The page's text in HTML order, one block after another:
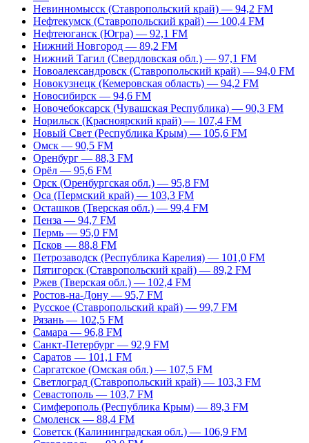
Невинномысск (Ставропольский край) — 94,2 FM
Нефтекумск (Ставропольский край) — 100,4 FM
Нефтеюганск (Югра) — 92,1 FM
Нижний Новгород — 89,2 FM
Нижний Тагил (Свердловская обл.) — 97,1 FM
Новоалександровск (Ставропольский край) — 94,0 FM
Новокузнецк (Кемеровская область) — 94,2 FM
Новосибирск — 94,6 FM
Новочебоксарск (Чувашская Республика) — 90,3 FM
Норильск (Красноярский край) — 107,4 FM
Новый Свет (Республика Крым) — 105,6 FM
Омск — 90,5 FM
Оренбург — 88,3 FM
Орёл — 95,6 FM
Орск (Оренбургская обл.) — 95,8 FM
Оса (Пермский край) — 103,3 FM
Осташков (Тверская обл.) — 99,4 FM
Пенза — 94,7 FM
Пермь — 95,0 FM
Псков — 88,8 FM
Петрозаводск (Республика Карелия) — 101,0 FM
Пятигорск (Ставропольский край) — 89,2 FM
Ржев (Тверская обл.) — 102,4 FM
Ростов-на-Дону — 95,7 FM
Русское (Ставропольский край) — 99,7 FM
Рязань — 102,5 FM
Самара — 96,8 FM
Санкт-Петербург — 92,9 FM
Саратов — 101,1 FM
Саргатское (Омская обл.) — 107,5 FM
Светлоград (Ставропольский край) — 103,3 FM
Севастополь — 103,7 FM
Симферополь (Республика Крым) — 89,3 FM
Смоленск — 88,4 FM
Советск (Калининградская обл.) — 106,9 FM